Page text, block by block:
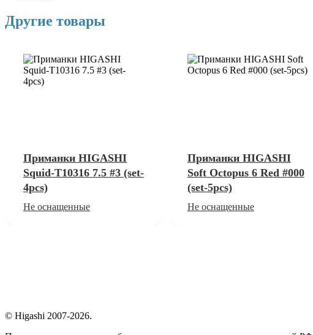
Другие товары
Приманки HIGASHI
Squid-T10316 7.5 #3 (set-
4pcs)
Не оснащенные
Приманки HIGASHI
Soft Octopus 6 Red #000
(set-5pcs)
Не оснащенные
© Higashi 2007-2026.